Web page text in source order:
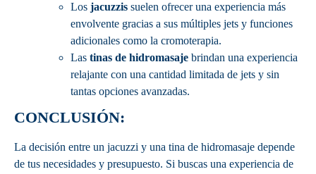
Los jacuzzis suelen ofrecer una experiencia más
envolvente gracias a sus múltiples jets y funciones
adicionales como la cromoterapia.
Las tinas de hidromasaje brindan una experiencia
relajante con una cantidad limitada de jets y sin
tantas opciones avanzadas.
CONCLUSIÓN:
La decisión entre un jacuzzi y una tina de hidromasaje depende
de tus necesidades y presupuesto. Si buscas una experiencia de